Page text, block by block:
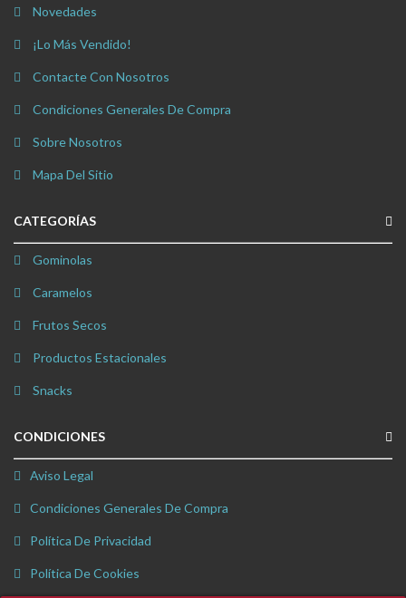
Novedades
¡Lo Más Vendido!
Contacte Con Nosotros
Condiciones Generales De Compra
Sobre Nosotros
Mapa Del Sitio
CATEGORÍAS
Gominolas
Caramelos
Frutos Secos
Productos Estacionales
Snacks
CONDICIONES
Aviso Legal
Condiciones Generales De Compra
Política De Privacidad
Política De Cookies